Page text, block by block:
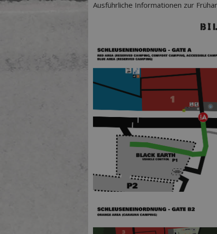
Ausführliche Informationen zur